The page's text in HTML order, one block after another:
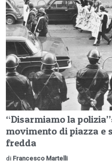
“Disarmiamo la
movimento di piazza e
fredda
di Francesco Martelli